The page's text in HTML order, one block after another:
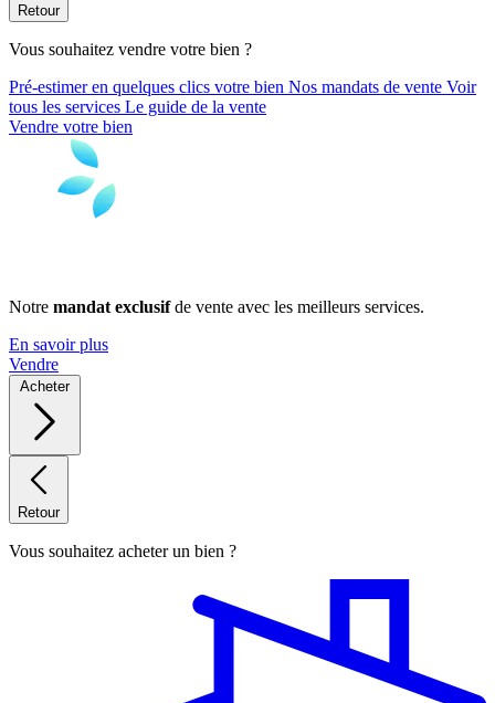
Retour
Vous souhaitez vendre votre bien ?
Pré-estimer en quelques clics votre bien Nos mandats de vente Voir
tous les services Le guide de la vente
Vendre votre bien
Notre mandat exclusifde vente avec les meilleurs services.
En savoir plus
Vendre
Acheter
Retour
Vous souhaitez acheter un bien ?